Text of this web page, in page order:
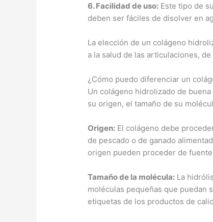
6.Facilidad de uso: Este tipo de
deben ser fáciles de disolver en
La elección de un colágeno
a la salud de las articulaciones,
¿Cómo puedo diferenciar un
Un colágeno hidrolizado de
su origen, el tamaño de su
Origen: El colágeno debe
de pescado o de ganado
origen pueden proceder de
Tamaño de la molécula: La
moléculas pequeñas que puedan
etiquetas de los productos de